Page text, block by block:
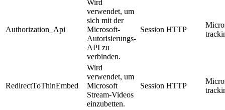
Authorization_Api
Wird
verwendet, um
sich mit der
Microsoft-
Autorisierungs-
API zu
verbinden.
Session HTTP
RedirectToThinEmbed
Wird
verwendet, um
Microsoft
Stream-Videos
einzubetten.
Session HTTP